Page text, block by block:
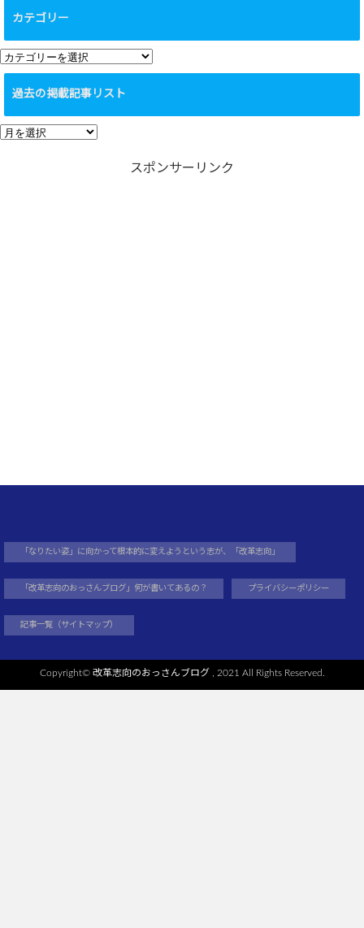
カテゴリー
カ
テ
リ
ー
過去の掲載記事リスト
過
スポンサーリンク
「なりたい姿」に向かって根本的に変えようという志が、「改革志向」
「改革志向のおっさんブログ」何が書いてあるの？ プライバシーポリシー
記事一覧（サイトマップ）
Copyright© 改革志向のおっさんブログ, 2021 All Rights Reserved.